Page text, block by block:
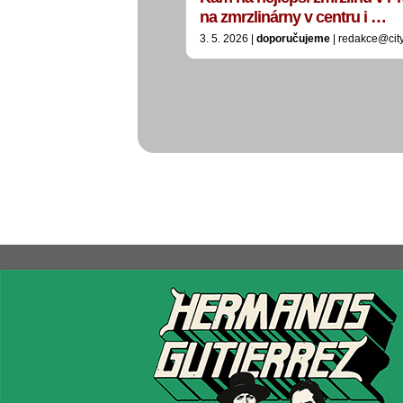
na zmrzlinárny v centru i …
3. 5. 2026 | doporučujeme |